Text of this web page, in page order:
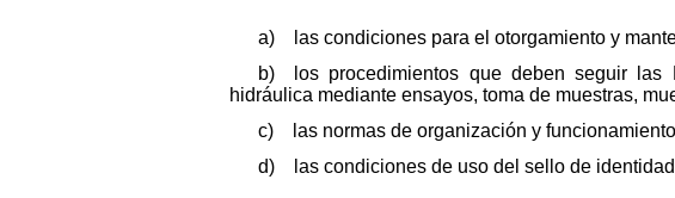
a) las condiciones para el otorgamiento y
b) los procedimientos que deben seguir las
hidráulica mediante ensayos, toma de muestras,
c) las normas de organización y
d) las condiciones de uso del sello de